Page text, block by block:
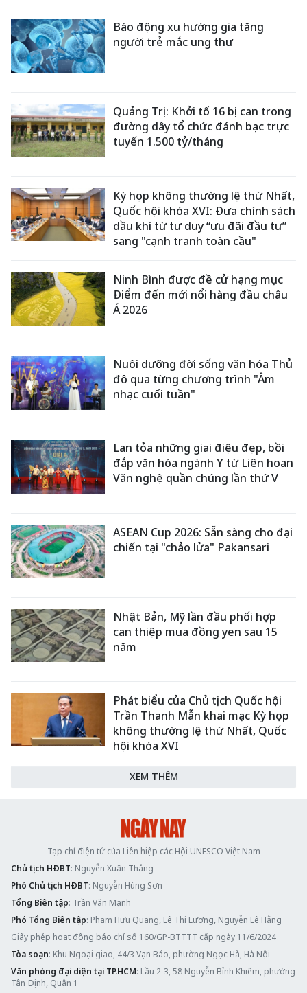
Báo động xu hướng gia tăng
người trẻ mắc ung thư
Quảng Trị: Khởi tố 16 bị can trong
đường dây tổ chức đánh bạc trực
tuyến 1.500 tỷ/tháng
Kỳ họp không thường lệ thứ Nhất,
Quốc hội khóa XVI: Đưa chính sách
dầu khí từ tư duy “ưu đãi đầu tư”
sang "cạnh tranh toàn cầu"
Ninh Bình được đề cử hạng mục
Điểm đến mới nổi hàng đầu châu
Á 2026
Nuôi dưỡng đời sống văn hóa Thủ
đô qua từng chương trình "Âm
nhạc cuối tuần"
Lan tỏa những giai điệu đẹp, bồi
đắp văn hóa ngành Y từ Liên hoan
Văn nghệ quần chúng lần thứ V
ASEAN Cup 2026: Sẵn sàng cho đại
chiến tại "chảo lửa" Pakansari
Nhật Bản, Mỹ lần đầu phối hợp
can thiệp mua đồng yen sau 15
năm
Phát biểu của Chủ tịch Quốc hội
Trần Thanh Mẫn khai mạc Kỳ họp
không thường lệ thứ Nhất, Quốc
hội khóa XVI
XEM THÊM
Tạp chí điện tử của Liên hiệp các Hội UNESCO Việt Nam
Chủ tịch HĐBT: Nguyễn Xuân Thắng
Phó Chủ tịch HĐBT: Nguyễn Hùng Sơn
Tổng Biên tập: Trần Văn Mạnh
Phó Tổng Biên tập: Phạm Hữu Quang, Lê Thị Lương, Nguyễn Lệ Hằng
Giấy phép hoạt động báo chí số 160/GP-BTTTT cấp ngày 11/6/2024
Tòa soạn: Khu Ngoại giao, 44/3 Vạn Bảo, phường Ngọc Hà, Hà Nội
Văn phòng đại diện tại TP.HCM: Lầu 2-3, 58 Nguyễn Bỉnh Khiêm, phường
Tân Định, Quận 1